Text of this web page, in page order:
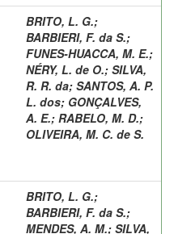
BRITO, L. G.;
BARBIERI, F. da S.;
FUNES-HUACCA, M. E.;
NÉRY, L. de O.; SILVA,
R. R. da; SANTOS, A. P.
L. dos; GONÇALVES,
A. E.; RABELO, M. D.;
OLIVEIRA, M. C. de S.
BRITO, L. G.;
BARBIERI, F. da S.;
MENDES, A. M.; SILVA,